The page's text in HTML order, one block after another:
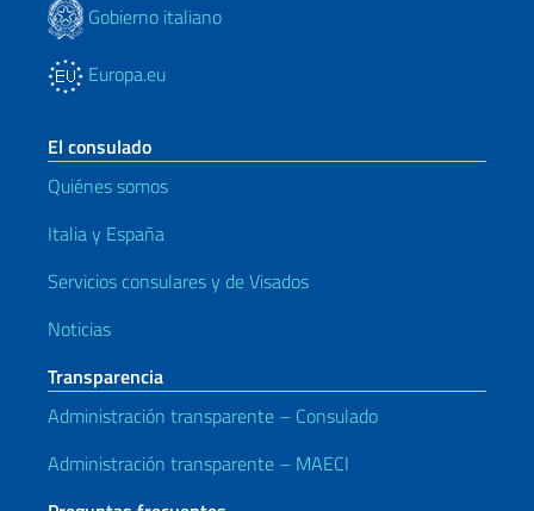
Gobierno italiano
Europa.eu
El consulado
Quiénes somos
Italia y España
Servicios consulares y de Visados
Noticias
Transparencia
Administración transparente – Consulado
Administración transparente – MAECI